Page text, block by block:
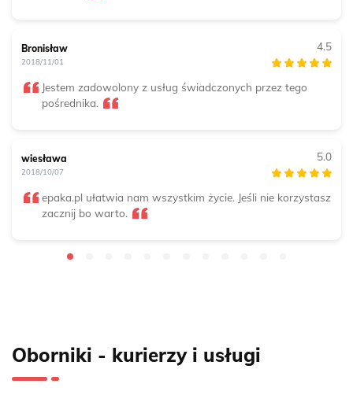
Bronisław
2018/11/01
4.5
Jestem zadowolony z usług świadczonych przez tego
pośrednika.
wiesława
2018/10/07
5.0
epaka.pl ułatwia nam wszystkim życie. Jeśli nie korzystasz
zacznij bo warto.
Oborniki - kurierzy i usługi